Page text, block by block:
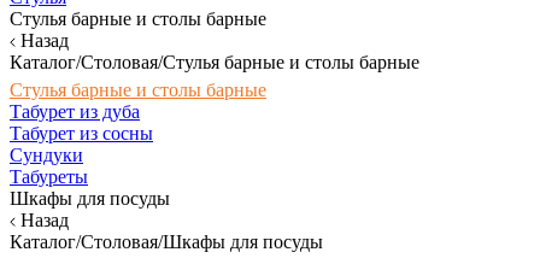
Стулья барные и столы барные
Назад
Каталог/Столовая/Стулья барные и столы барные
Стулья барные и столы барные
Табурет из дуба
Табурет из сосны
Сундуки
Табуреты
Шкафы для посуды
Назад
Каталог/Столовая/Шкафы для посуды